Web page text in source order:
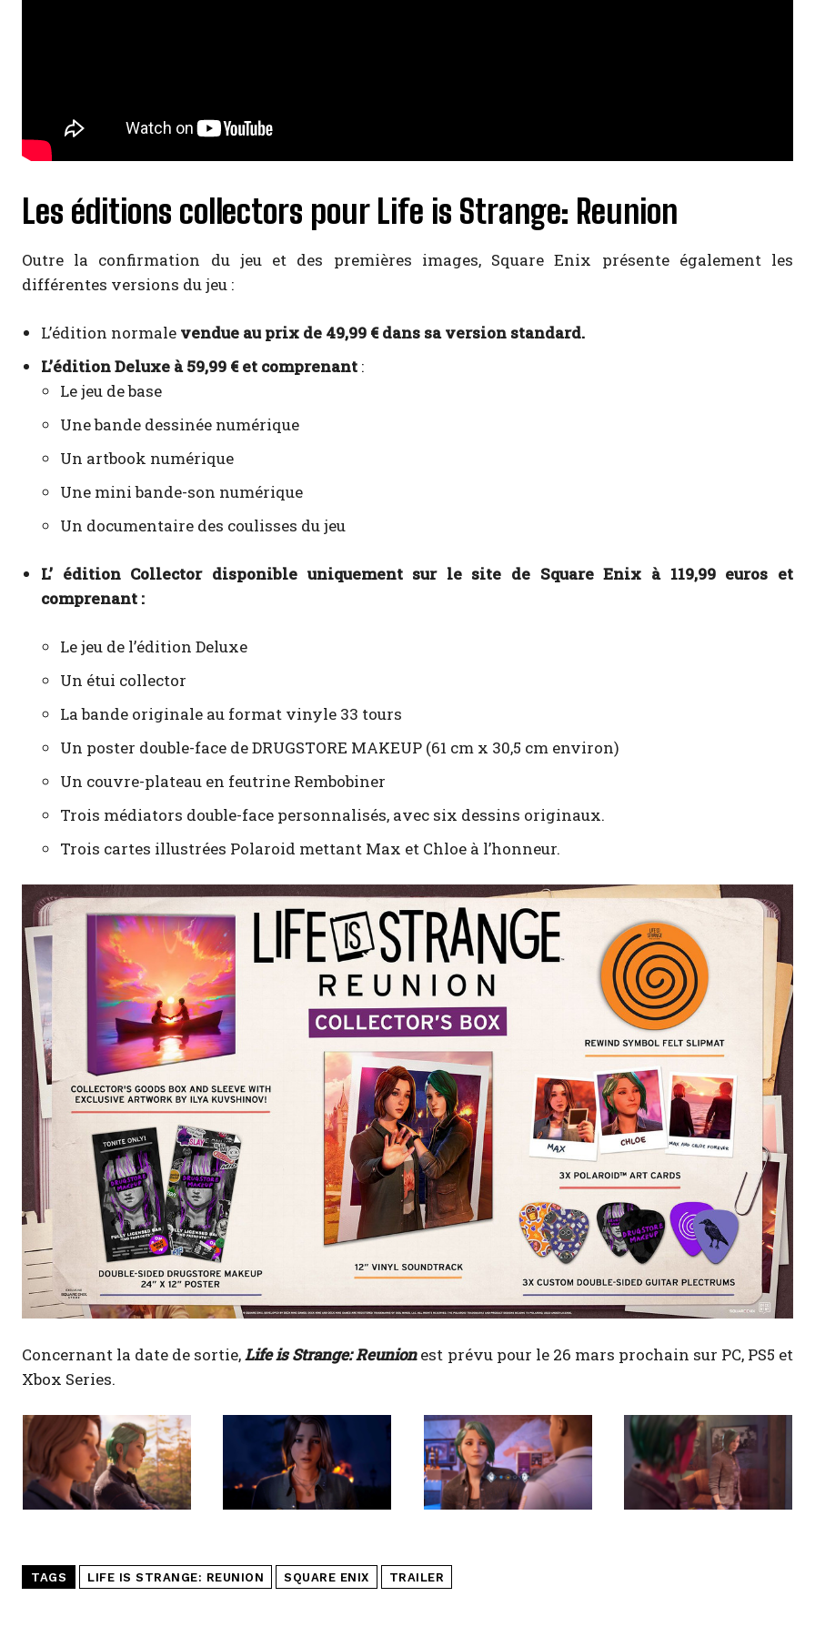
Les éditions collectors pour Life is Strange: Reunion
Outre la confirmation du jeu et des premières images, Square Enix présente également les
différentes versions du jeu :
L’édition normale vendue au prix de 49,99 € dans sa version standard.
L’édition Deluxe à 59,99 € et comprenant :
Le jeu de base
Une bande dessinée numérique
Un artbook numérique
Une mini bande-son numérique
Un documentaire des coulisses du jeu
L’ édition Collector disponible uniquement sur le site de Square Enix à 119,99 euros et
comprenant :
Le jeu de l’édition Deluxe
Un étui collector
La bande originale au format vinyle 33 tours
Un poster double-face de DRUGSTORE MAKEUP (61 cm x 30,5 cm environ)
Un couvre-plateau en feutrine Rembobiner
Trois médiators double-face personnalisés, avec six dessins originaux.
Trois cartes illustrées Polaroid mettant Max et Chloe à l’honneur.
Concernant la date de sortie,Life is Strange: Reunionest prévu pour le 26 mars prochain sur PC, PS5 et
Xbox Series.
TAGS LIFE IS STRANGE: REUNION SQUARE ENIX TRAILER